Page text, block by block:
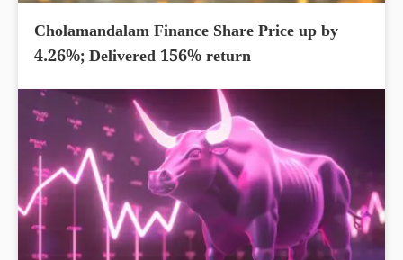
Cholamandalam Finance Share Price up by
4.26%; Delivered 156% return